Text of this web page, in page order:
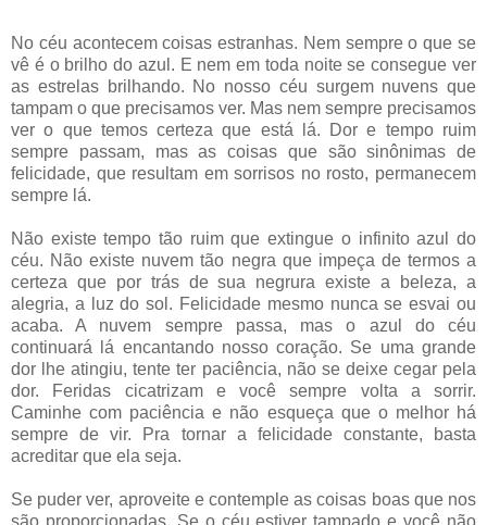
No céu acontecem coisas estranhas. Nem sempre o que se
vê é o brilho do azul. E nem em toda noite se consegue ver
as estrelas brilhando. No nosso céu surgem nuvens que
tampam o que precisamos ver. Mas nem sempre precisamos
ver o que temos certeza que está lá. Dor e tempo ruim
sempre passam, mas as coisas que são sinônimas de
felicidade, que resultam em sorrisos no rosto, permanecem
sempre lá.
Não existe tempo tão ruim que extingue o infinito azul do
céu. Não existe nuvem tão negra que impeça de termos a
certeza que por trás de sua negrura existe a beleza, a
alegria, a luz do sol. Felicidade mesmo nunca se esvai ou
acaba. A nuvem sempre passa, mas o azul do céu
continuará lá encantando nosso coração. Se uma grande
dor lhe atingiu, tente ter paciência, não se deixe cegar pela
dor. Feridas cicatrizam e você sempre volta a sorrir.
Caminhe com paciência e não esqueça que o melhor há
sempre de vir. Pra tornar a felicidade constante, basta
acreditar que ela seja.
Se puder ver, aproveite e contemple as coisas boas que nos
são proporcionadas. Se o céu estiver tampado e você não